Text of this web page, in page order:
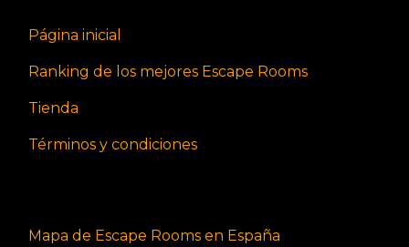
Página inicial
Ranking de los mejores Escape Rooms
Tienda
Términos y condiciones
Mapa de Escape Rooms en España